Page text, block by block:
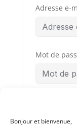
Bonjour et bienvenue,
Adresse e-
Mot de